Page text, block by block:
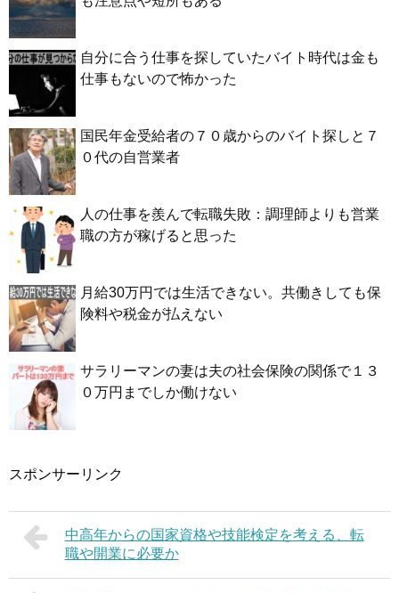
自分に合う仕事を探していたバイト時代は金も
仕事もないので怖かった
国民年金受給者の７０歳からのバイト探しと７
０代の自営業者
人の仕事を羨んで転職失敗：調理師よりも営業
職の方が稼げると思った
月給30万円では生活できない。共働きしても保
険料や税金が払えない
サラリーマンの妻は夫の社会保険の関係で１３
０万円までしか働けない
スポンサーリンク
中高年からの国家資格や技能検定を考える、転
職や開業に必要か